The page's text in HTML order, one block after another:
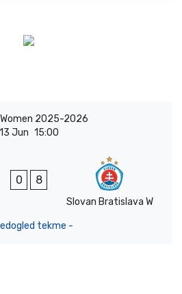
Women 2025-2026
13 Jun 15:00
0 8
Slovan Bratislava W
tekme -